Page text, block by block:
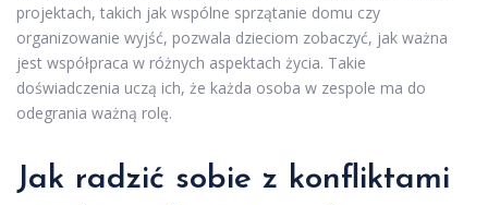
projektach, takich jak wspólne sprzątanie domu czy
organizowanie wyjść, pozwala dzieciom zobaczyć, jak ważna
jest współpraca w różnych aspektach życia. Takie
doświadczenia uczą ich, że każda osoba w zespole ma do
odegrania ważną rolę.
Jak radzić sobie z konfliktami